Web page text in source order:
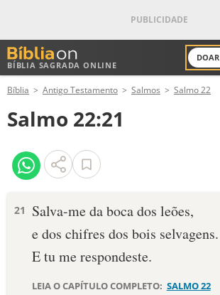
BÍBLIA SAGRADA ONLINE
DOAR
ANTIGO TESTAMENTO
NOVO TESTAMENTO
VERSÍCULOS
PALAVRA DO DIA
Bíblia Antigo Testamento Salmos Salmo 22
Salmo 22:21
21
Salva-me da boca dos leões,
e dos chifres dos bois selvagens.
E tu me respondeste.
LEIA O CAPÍTULO COMPLETO: SALMO 22